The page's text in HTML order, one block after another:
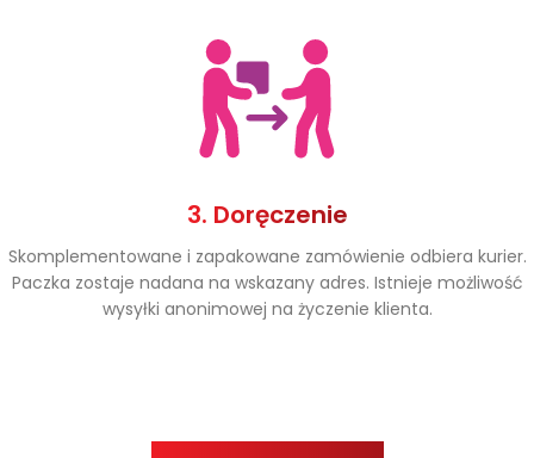
3. Doręczenie
Skomplementowane i zapakowane zamówienie odbiera kurier.
Paczka zostaje nadana na wskazany adres. Istnieje możliwość
wysyłki anonimowej na życzenie klienta.